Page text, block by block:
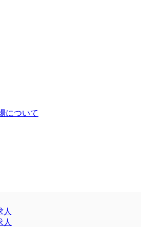
について
人
人